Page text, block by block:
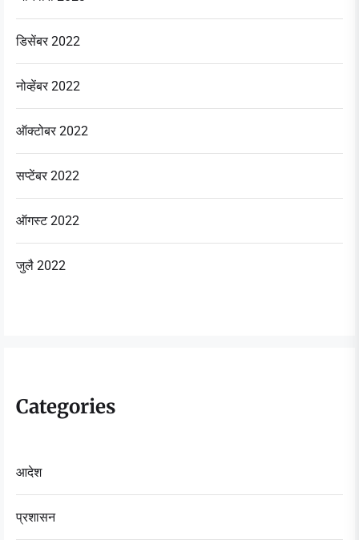
डिसेंबर 2022
नोव्हेंबर 2022
ऑक्टोबर 2022
सप्टेंबर 2022
ऑगस्ट 2022
जुलै 2022
Categories
आदेश
प्रशासन